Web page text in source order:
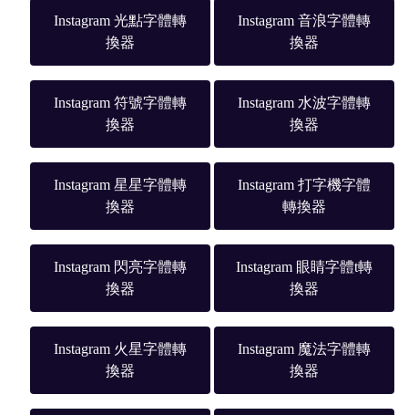
Instagram 光點字體轉
換器
Instagram 音浪字體轉
換器
Instagram 符號字體轉
換器
Instagram 水波字體轉
換器
Instagram 星星字體轉
換器
Instagram 打字機字體
轉換器
Instagram 閃亮字體轉
換器
Instagram 眼睛字體t轉
換器
Instagram 火星字體轉
換器
Instagram 魔法字體轉
換器